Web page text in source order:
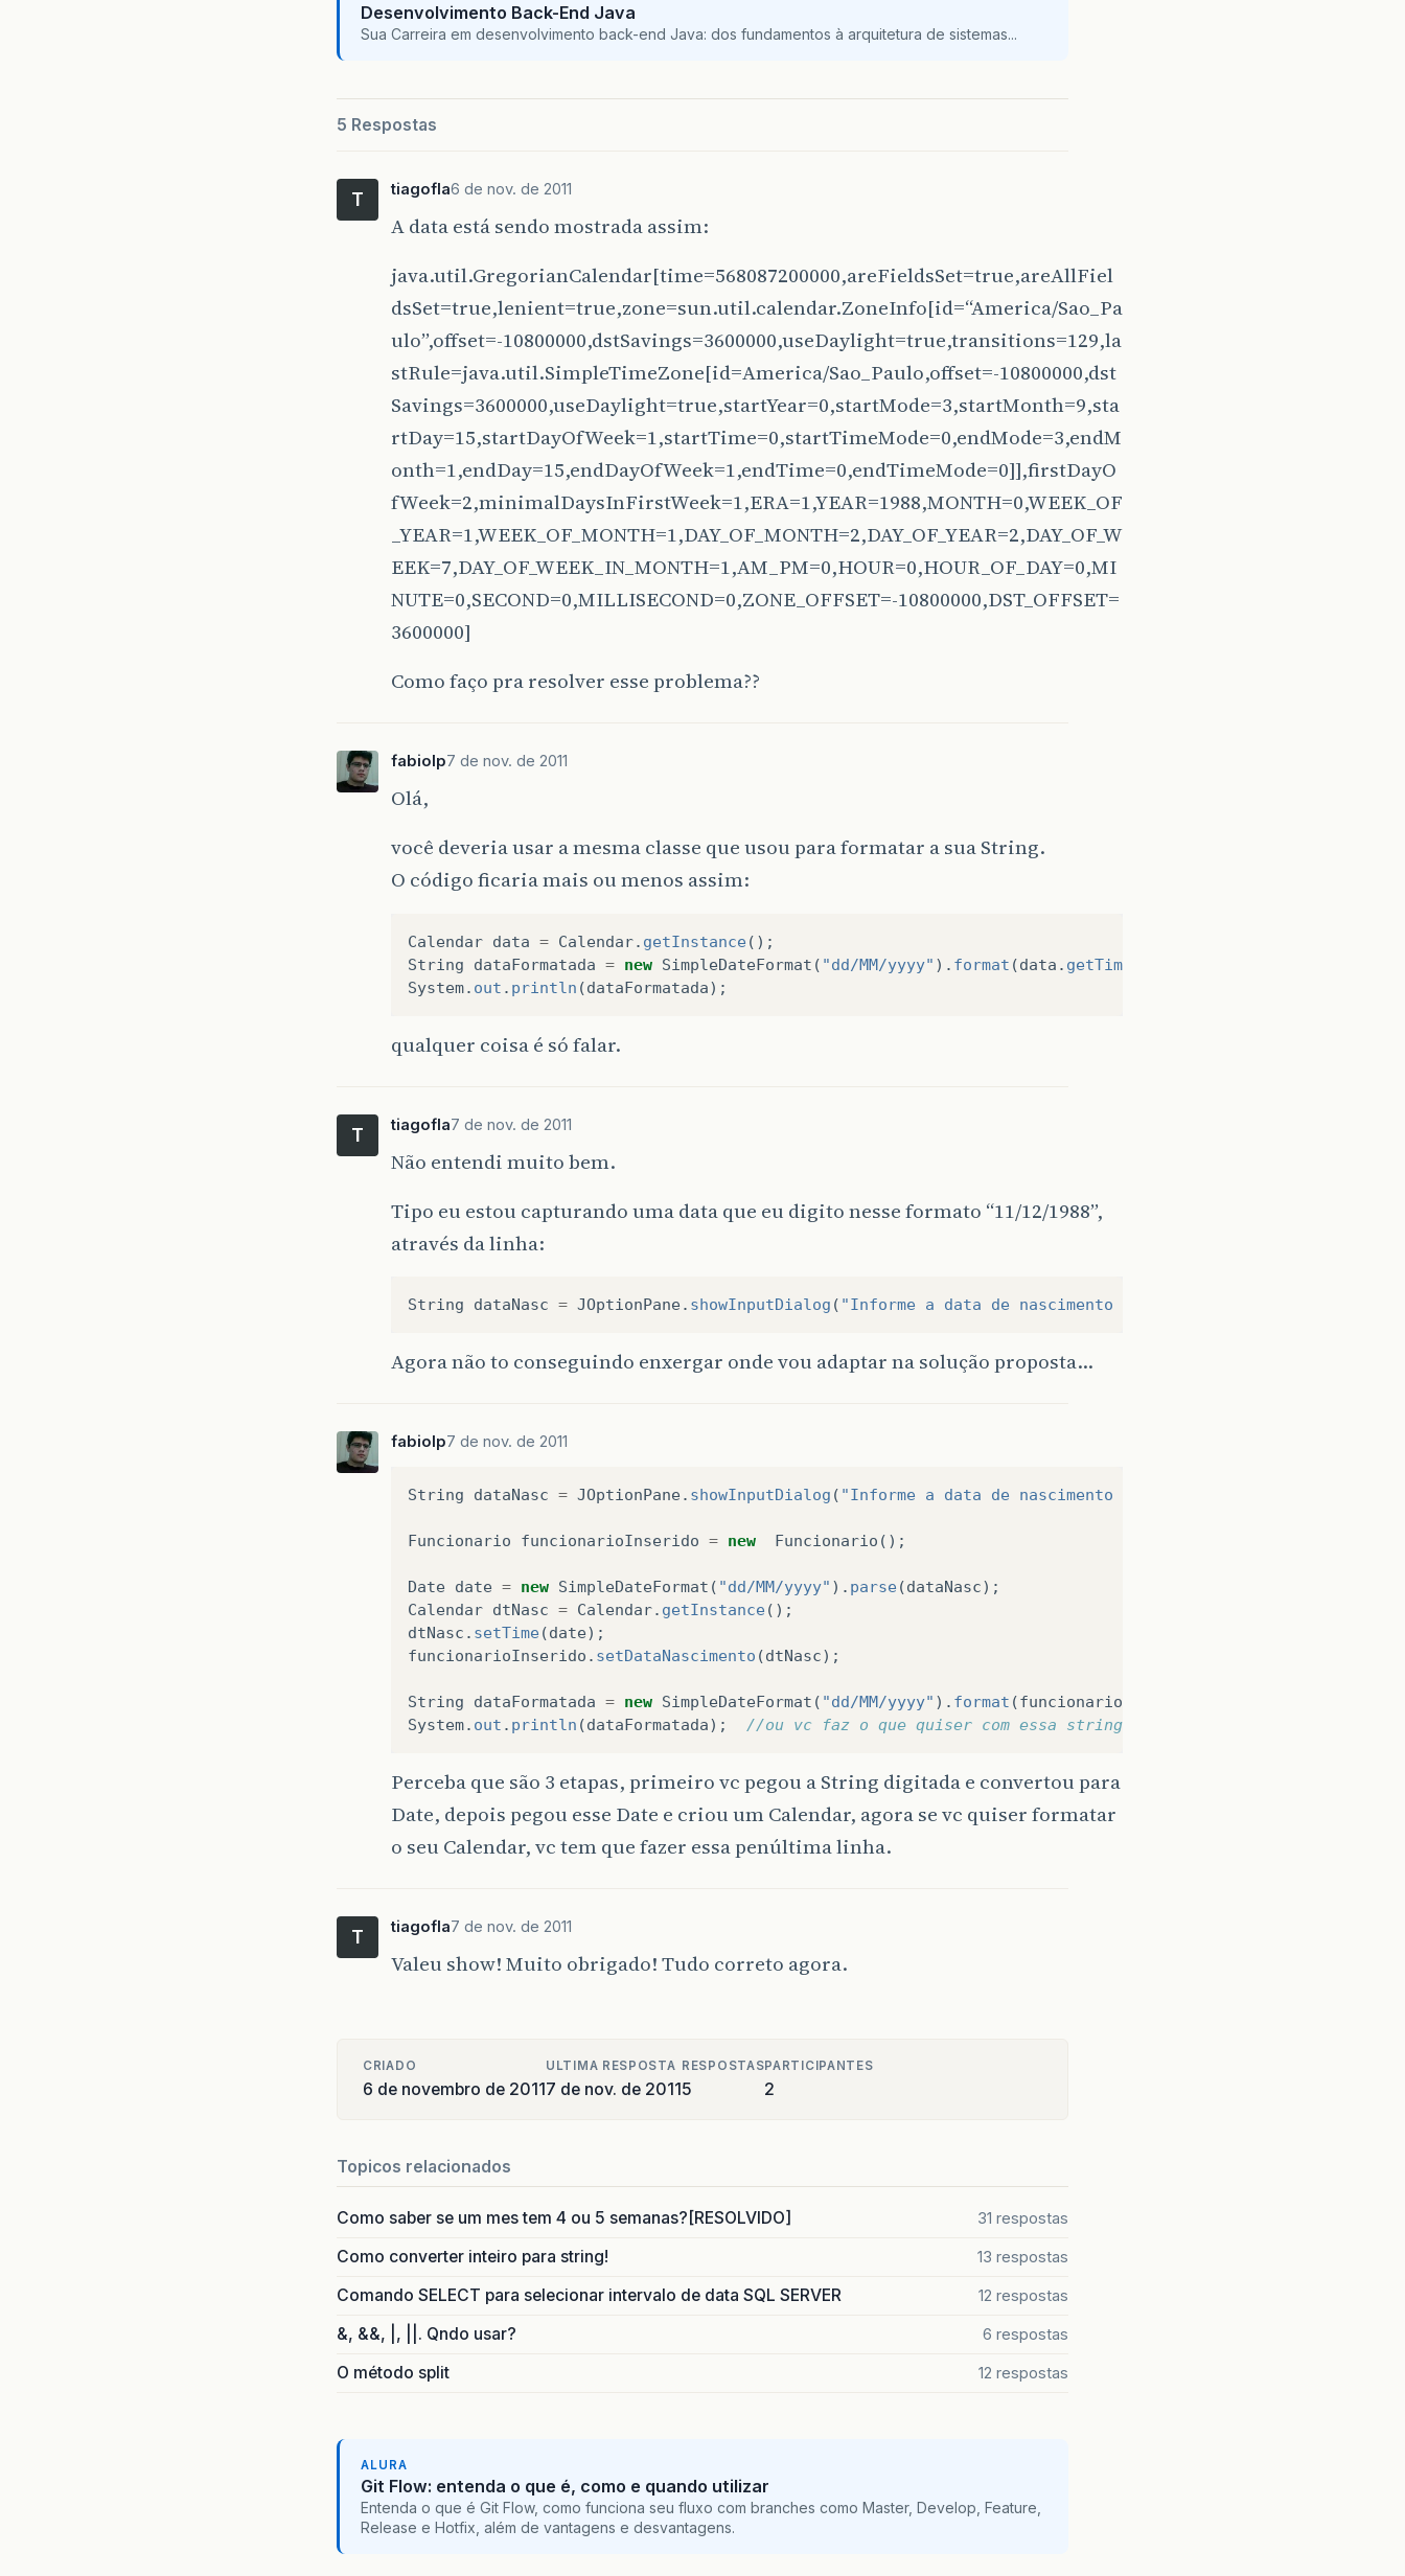
Desenvolvimento Back-End Java
Sua Carreira em desenvolvimento back-end Java: dos fundamentos à arquitetura de sistemas...
5 Respostas
T tiagofla6 de nov. de 2011
A data está sendo mostrada assim:
java.util.GregorianCalendar[time=568087200000,areFieldsSet=true,areAllFiel
dsSet=true,lenient=true,zone=sun.util.calendar.ZoneInfo[id=“America/Sao_Pa
ulo”,offset=-10800000,dstSavings=3600000,useDaylight=true,transitions=129,la
stRule=java.util.SimpleTimeZone[id=America/Sao_Paulo,offset=-10800000,dst
Savings=3600000,useDaylight=true,startYear=0,startMode=3,startMonth=9,sta
rtDay=15,startDayOfWeek=1,startTime=0,startTimeMode=0,endMode=3,endM
onth=1,endDay=15,endDayOfWeek=1,endTime=0,endTimeMode=0]],firstDayO
fWeek=2,minimalDaysInFirstWeek=1,ERA=1,YEAR=1988,MONTH=0,WEEK_OF
_YEAR=1,WEEK_OF_MONTH=1,DAY_OF_MONTH=2,DAY_OF_YEAR=2,DAY_OF_W
EEK=7,DAY_OF_WEEK_IN_MONTH=1,AM_PM=0,HOUR=0,HOUR_OF_DAY=0,MI
NUTE=0,SECOND=0,MILLISECOND=0,ZONE_OFFSET=-10800000,DST_OFFSET=
3600000]
Como faço pra resolver esse problema??
fabiolp7 de nov. de 2011
Olá,
você deveria usar a mesma classe que usou para formatar a sua String.
O código ficaria mais ou menos assim:
Calendar data = Calendar. getInstance();
String
dataFormatada = new SimpleDateFormat ( "dd/MM/yyyy" ). format (data . getTime
System. out . println (dataFormatada);
qualquer coisa é só falar.
T tiagofla7 de nov. de 2011
Não entendi muito bem.
Tipo eu estou capturando uma data que eu digito nesse formato “11/12/1988”,
através da linha:
String dataNasc = JOptionPane. showInputDialog ( "Informe a data de nascimento - dd/mm/aaaa"
Agora não to conseguindo enxergar onde vou adaptar na solução proposta…
fabiolp7 de nov. de 2011
String dataNasc = JOptionPane. showInputDialog ( "Informe a data de nascimento - dd/mm/aaaa"
Funcionario funcionarioInserido = new Funcionario ();
Date date = new SimpleDateFormat ( "dd/MM/yyyy" ). parse(dataNasc);
Calendar dtNasc = Calendar. getInstance();
dtNasc . setTime(date);
funcionarioInserido . setDataNascimento (dtNasc);
String dataFormatada = new SimpleDateFormat ( "dd/MM/yyyy" ). format (funcionarioInserido
System. out . println (dataFormatada); //ou vc faz o que quiser com essa string formatada
Perceba que são 3 etapas, primeiro vc pegou a String digitada e convertou para
Date, depois pegou esse Date e criou um Calendar, agora se vc quiser formatar
o seu Calendar, vc tem que fazer essa penúltima linha.
T tiagofla7 de nov. de 2011
Valeu show! Muito obrigado! Tudo correto agora.
CRIADO
6 de novembro de 2011
ULTIMA RESPOSTA
7 de nov. de 2011
RESPOSTAS
5
PARTICIPANTES
2
Topicos relacionados
Como saber se um mes tem 4 ou 5 semanas?[RESOLVIDO] 31 respostas
Como converter inteiro para string! 13 respostas
Comando SELECT para selecionar intervalo de data SQL SERVER 12 respostas
&, &&, |, ||. Qndo usar? 6 respostas
O método split 12 respostas
ALURA
Git Flow: entenda o que é, como e quando utilizar
Entenda o que é Git Flow, como funciona seu fluxo com branches como Master, Develop, Feature,
Release e Hotfix, além de vantagens e desvantagens.